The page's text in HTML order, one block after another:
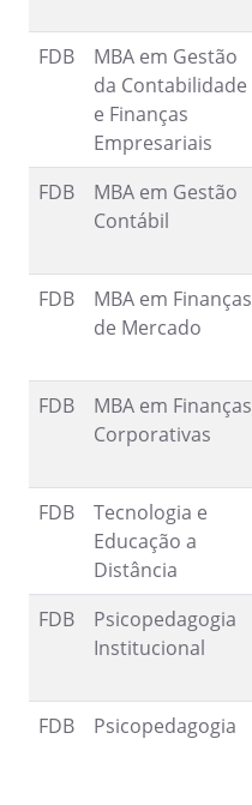
FDB
MBA em Gestão
da Contabilidade
e Finanças
Empresariais
FDB
MBA em Gestão
Contábil
FDB
MBA em Finanças
de Mercado
FDB
MBA em Finanças
Corporativas
FDB
Tecnologia e
Educação a
Distância
FDB
Psicopedagogia
Institucional
FDB Psicopedagogia